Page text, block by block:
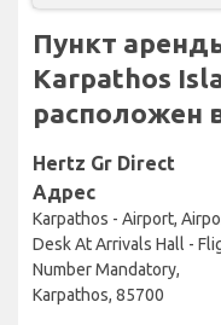
Пункт
Karpathos
расположен
Hertz Gr Direct
Адрес
Karpathos - Airport,
Desk At Arrivals Hall -
Number Mandatory,
Karpathos, 85700